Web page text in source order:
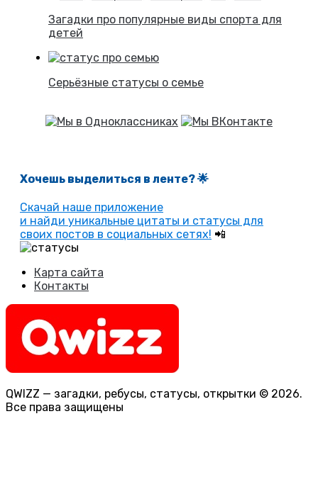
Загадки про популярные виды спорта для
детей
Серьёзные статусы о семье
Хочешь выделиться в ленте? 🌟
Скачай наше приложение
и найди уникальные цитаты и статусы для
своих постов в социальных сетях! 📲
Карта сайта
Контакты
QWIZZ — загадки, ребусы, статусы, открытки © 2026.
Все права защищены